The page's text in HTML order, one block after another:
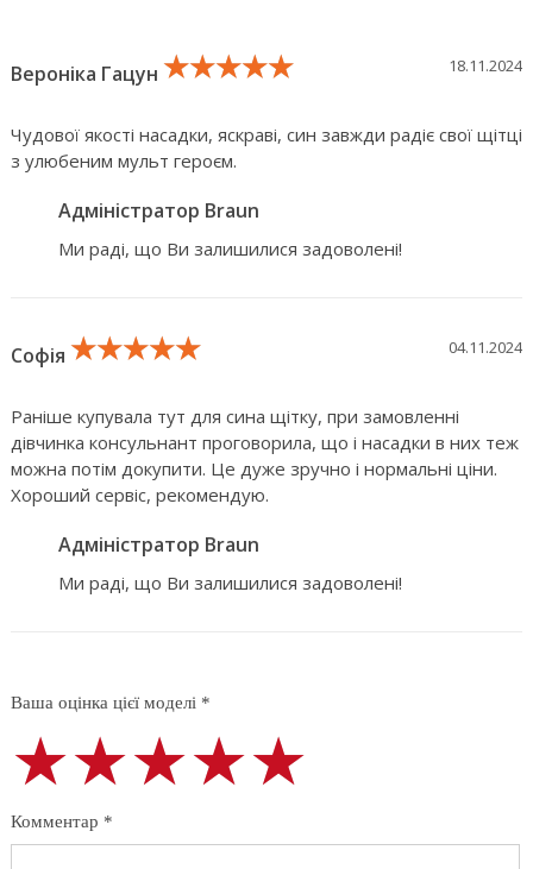
Вероніка Гацун ★★★★★
★★★★★
★★★★★ 18.11.2024
Чудової якості насадки, яскраві, син завжди радіє свої щітці
з улюбеним мульт героєм.
Адміністратор Braun
Ми раді, що Ви залишилися задоволені!
Софія ★★★★★
★★★★★
★★★★★ 04.11.2024
Раніше купувала тут для сина щітку, при замовленні
дівчинка консульнант проговорила, що і насадки в них теж
можна потім докупити. Це дуже зручно і нормальні ціни.
Хороший сервіс, рекомендую.
Адміністратор Braun
Ми раді, що Ви залишилися задоволені!
Ваша оцінка цієї моделі *
★★★★★
★★★★★
★★★★★
Комментар *